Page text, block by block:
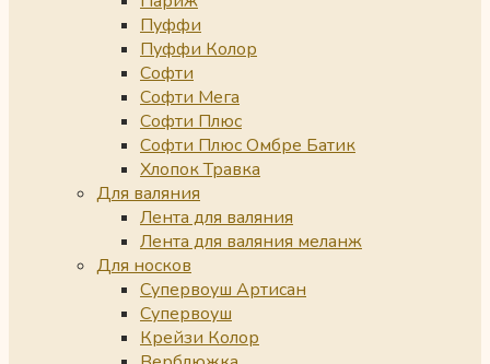
Пуффи
Пуффи Колор
Софти
Софти Мега
Софти Плюс
Софти Плюс Омбре Батик
Хлопок Травка
Для валяния
Лента для валяния
Лента для валяния меланж
Для носков
Супервоуш Артисан
Супервоуш
Крейзи Колор